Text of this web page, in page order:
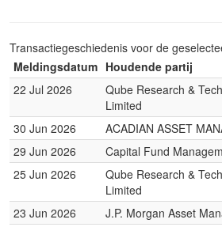
Transactiegeschiedenis voor de
Meldingsdatum Houdende partij
22 Jul 2026
Qube Research &
Limited
30 Jun 2026
ACADIAN ASSET
29 Jun 2026
Capital Fund
25 Jun 2026
Qube Research &
Limited
23 Jun 2026
J.P. Morgan Asset